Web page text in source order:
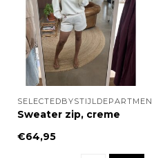
SELECTEDBYSTIJLDEPARTMENT
Sweater zip, creme
€64,95